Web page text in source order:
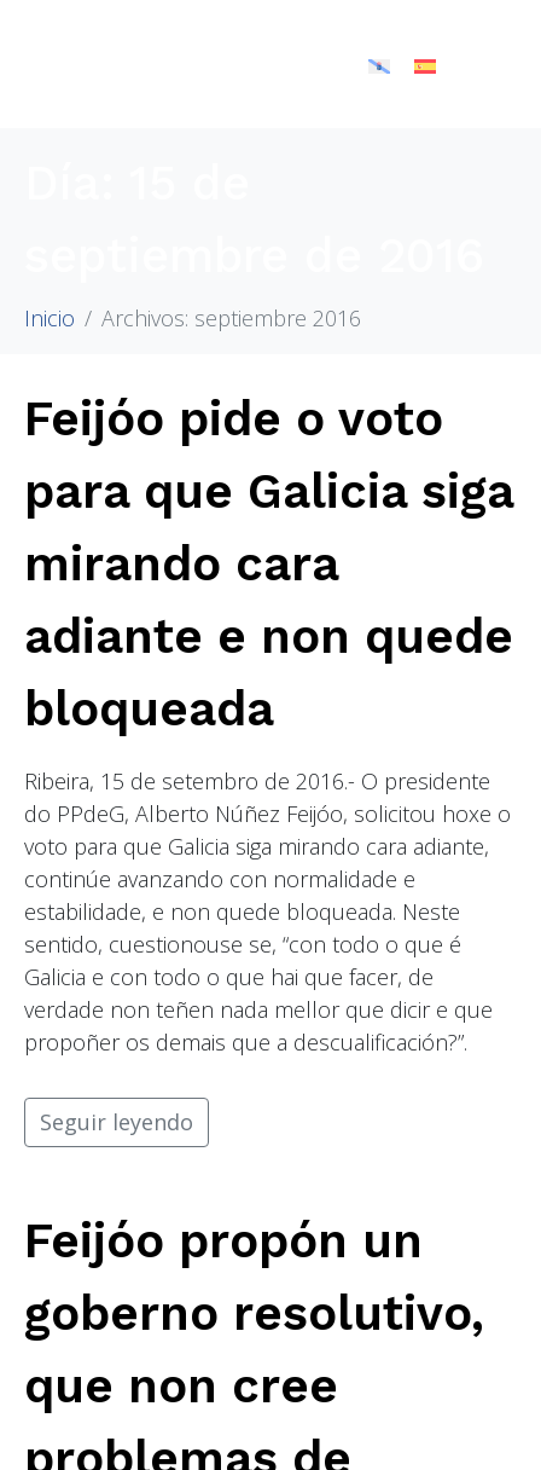
Inicio Archivos: septiembre 2016
Feijóo pide o voto
para que Galicia siga
mirando cara
adiante e non quede
bloqueada
Ribeira, 15 de setembro de 2016.- O presidente
do PPdeG, Alberto Núñez Feijóo, solicitou hoxe o
voto para que Galicia siga mirando cara adiante,
continúe avanzando con normalidade e
estabilidade, e non quede bloqueada. Neste
sentido, cuestionouse se, “con todo o que é
Galicia e con todo o que hai que facer, de
verdade non teñen nada mellor que dicir e que
propoñer os demais que a descualificación?”.
Seguir leyendo
Feijóo propón un
goberno resolutivo,
que non cree